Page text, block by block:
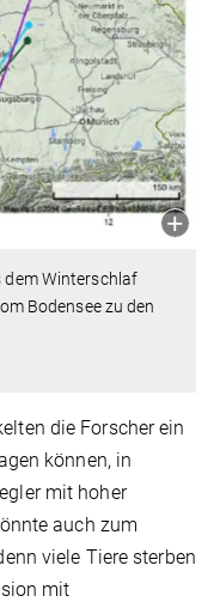
dem Winterschlaf
Bodensee zu den
die Forscher ein
können, in
mit hoher
auch zum
viele Tiere sterben
mit